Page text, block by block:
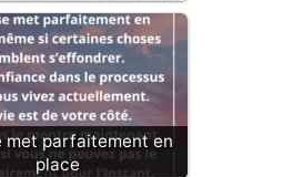
met parfaitement en
place